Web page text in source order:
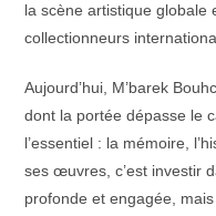
la scène artistique globale
collectionneurs
Aujourd’hui, M’barek
dont la portée dépasse le
l’essentiel : la mémoire,
ses œuvres, c’est investir
profonde et engagée,